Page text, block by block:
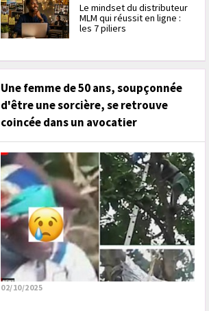
Le mindset du distributeur
MLM qui réussit en ligne :
les 7 piliers
Une femme de 50 ans, soupçonnée
d'être une sorcière, se retrouve
coincée dans un avocatier
02/10/2025